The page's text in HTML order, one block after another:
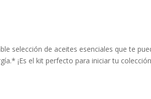
selección de aceites esenciales que te
¡Es el kit perfecto para iniciar tu